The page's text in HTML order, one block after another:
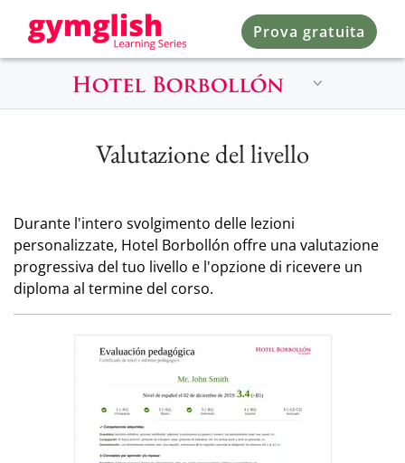
Prova gratuita
Valutazione del livello
Durante l'intero svolgimento delle lezioni
personalizzate, Hotel Borbollón offre una valutazione
progressiva del tuo livello e l'opzione di ricevere un
diploma al termine del corso.